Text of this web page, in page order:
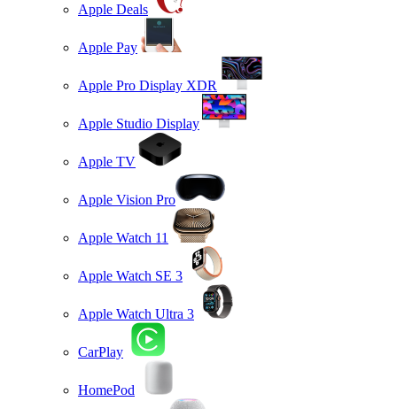
Apple Deals
Apple Pay
Apple Pro Display XDR
Apple Studio Display
Apple TV
Apple Vision Pro
Apple Watch 11
Apple Watch SE 3
Apple Watch Ultra 3
CarPlay
HomePod